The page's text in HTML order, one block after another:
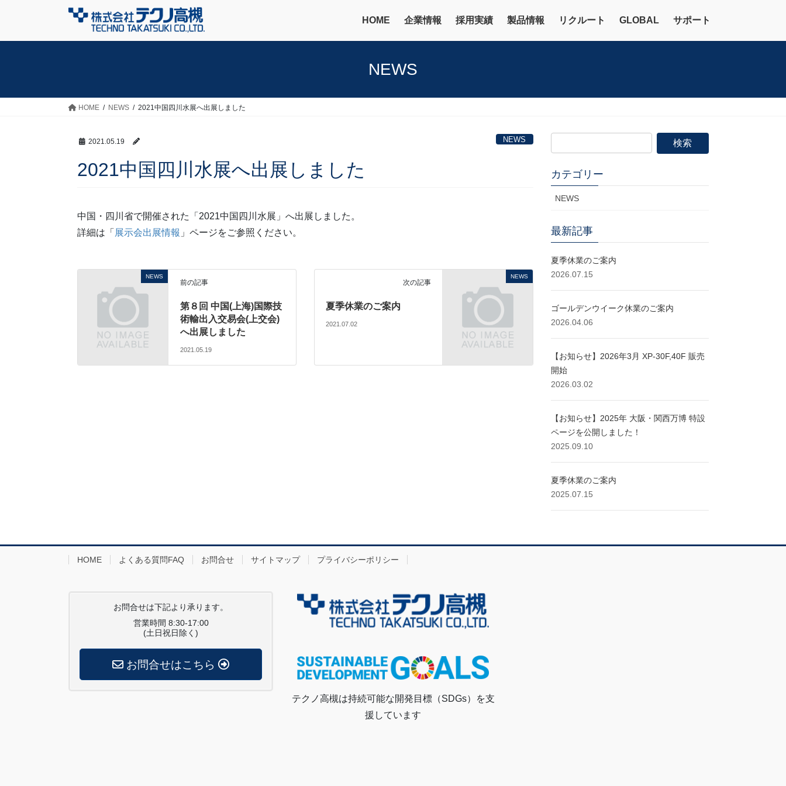
テ
ゲ
HOME 企業情報 採用実績 製品情報 リクルート GLOBAL サポート
NEWS
HOME NEWS 2021中国四川水展へ出展しました
2021.05.19 NEWS
2021中国四川水展へ出展しました
中国・四川省で開催された「2021中国四川水展」へ出展しました。
詳細は「 展示会出展情報 」ページをご参照ください。
NEWS
前の記事
第８回 中国(上海)国際技
術輸出入交易会(上交会)
へ出展しました
2021.05.19
NEWS
次の記事
夏季休業のご案内
2021.07.02
索:
カテゴリー
NEWS
最新記事
夏季休業のご案内
2026.07.15
ゴールデンウイーク休業のご案内
2026.04.06
【お知らせ】2026年3月 XP-30F,40F 販売
開始
2026.03.02
【お知らせ】2025年 大阪・関西万博 特設
ページを公開しました！
2025.09.10
夏季休業のご案内
2025.07.15
HOME よくある質問FAQ お問合せ サイトマップ プライバシーポリシー
お問合せは下記より承ります。
営業時間 8:30-17:00
(土日祝日除く)
お問合せはこちら
テクノ高槻は持続可能な開発目標（SDGs）を支
援しています